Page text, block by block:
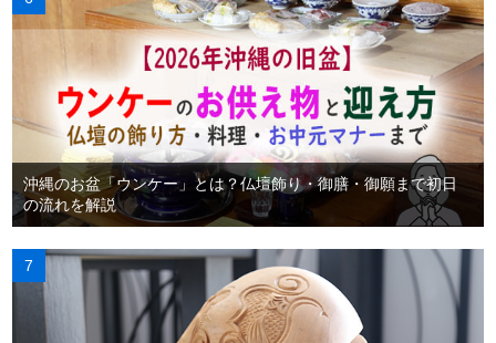
沖縄のお盆「ウンケー」とは？仏壇飾り・御膳・御願まで初日
の流れを解説